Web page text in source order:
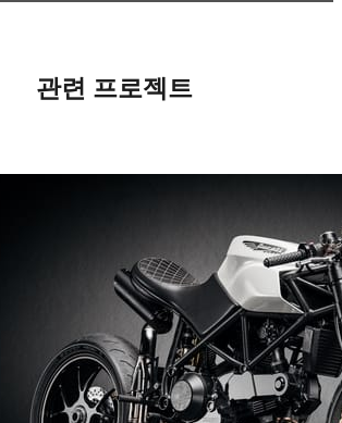
관련 프로젝트